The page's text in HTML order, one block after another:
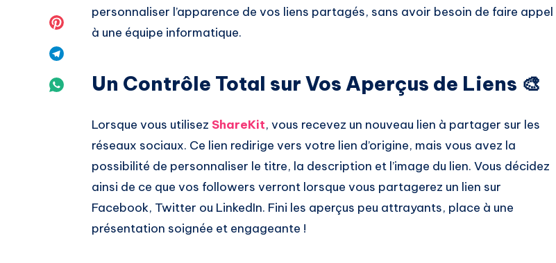
Twitter
Share
Pinterest
Share
Whatsapp
personnaliser l’apparence de vos liens partagés, sans avoir besoin de faire appel
à une équipe informatique.
Un Contrôle Total sur Vos Aperçus de Liens 🎨
Lorsque vous utilisez ShareKit, vous recevez un nouveau lien à partager sur les
réseaux sociaux. Ce lien redirige vers votre lien d’origine, mais vous avez la
possibilité de personnaliser le titre, la description et l’image du lien. Vous décidez
ainsi de ce que vos followers verront lorsque vous partagerez un lien sur
Facebook, Twitter ou LinkedIn. Fini les aperçus peu attrayants, place à une
présentation soignée et engageante !